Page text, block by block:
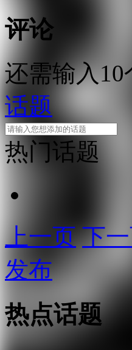
评论
还需输入10
话题
热门话题
上一页 下
发布
热点话题